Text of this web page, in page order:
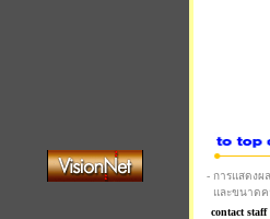
- การแสดงผล
และขนาดควา
contact staff